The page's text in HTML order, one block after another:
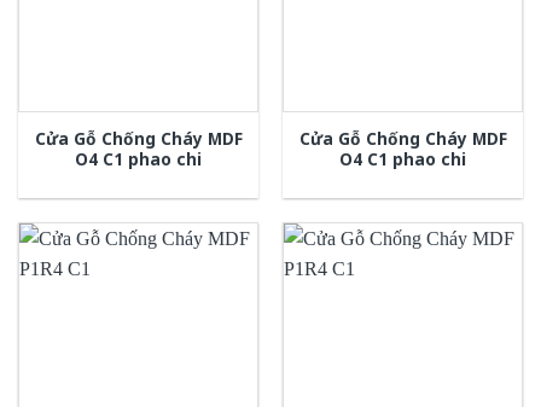
Cửa Gỗ Chống Cháy MDF
O4 C1 phao chi
Cửa Gỗ Chống Cháy MDF
O4 C1 phao chi